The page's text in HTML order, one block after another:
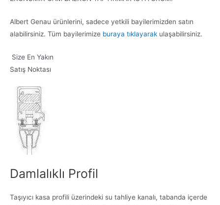
Albert Genau ürünlerini, sadece yetkili bayilerimizden satın
alabilirsiniz. Tüm bayilerimize buraya tıklayarak ulaşabilirsiniz.
Size En Yakın
Satış Noktası
Damlalıklı Profil
Taşıyıcı kasa profili üzerindeki su tahliye kanalı, tabanda içerde